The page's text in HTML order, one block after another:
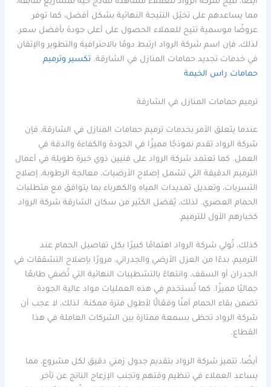
مما يساعدهم على تخيّل النتيجة النهائية بشكل أفضل، كما توفر
عروضًا موسمية تتيح للعملاء الحصول على أعلى جودة بأفضل سعر.
لذلك، فإن اسم شركة الرواد ارتبط دومًا بالاحترافية والتطوير والإتقان
في خدمات تجديد حمامات المنازل في الشارقة. تكسير وترميم
حمامات راس الخيمة
ترميم حمامات المنازل في الشارقة
عندما يتعلق الأمر بخدمات ترميم حمامات المنازل في الشارقة، فإن
شركة الرواد تقدم نموذجًا مميزًا في الجودة والكفاءة والدقة في
العمل. كما تعتمد شركة الرواد على فنيين ذوي خبرة طويلة في أعمال
الترميم الدقيقة التي تشمل إصلاح الأرضيات، معالجة الرطوبة، إصلاح
التسربات، وتعديل تمديدات المياه والكهرباء بما يتوافق مع متطلبات
الحمام العصري. لذلك، يُفضل الكثير من سكان الشارقة شركة الرواد
كخيارهم الأول للترميم.
كذلك، تُولي شركة الرواد اهتمامًا كبيرًا بكل تفاصيل الحمام عند
الترميم، بدءًا من العزل الأرضي والجدراني، مرورًا بإصلاح التشققات في
الجدران أو السقف، وانتهاءً بالتشطيبات النهائية التي تُضفي طابعًا
جماليًا مميزًا. كما تُستخدم في هذه العمليات مواد عالية الجودة
تضمن بقاء الحمام آمنًا وفعّالًا لأطول فترة ممكنة. لذلك، لا عجب أن
شركة الرواد تحظى بسمعة ممتازة بين الشركات العاملة في هذا
القطاع.
أيضًا، تتميز شركة الرواد بتقديم جدول زمني دقيق لكل مشروع، مما
يساعد العملاء في تنظيم وقتهم وتجنب الإزعاج الناتج عن تأخر